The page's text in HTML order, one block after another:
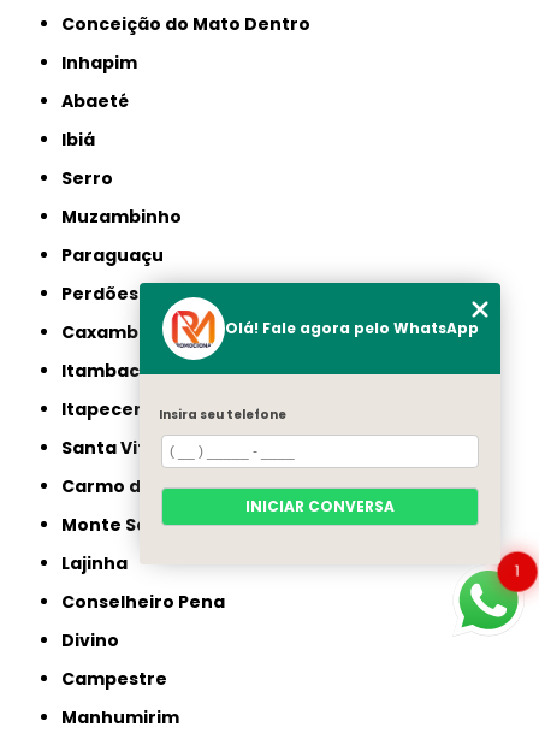
Conceição do Mato Dentro
Inhapim
Abaeté
Ibiá
Serro
Muzambinho
Paraguaçu
Perdões
Caxambu
Itambacuri
Itapecerica
Santa Vitória
Carmo do Rio Claro
Monte Santo de Minas
Lajinha
Conselheiro Pena
Divino
Campestre
Manhumirim
1
Olá! Fale agora pelo WhatsApp
Insira seu telefone
INICIAR CONVERSA